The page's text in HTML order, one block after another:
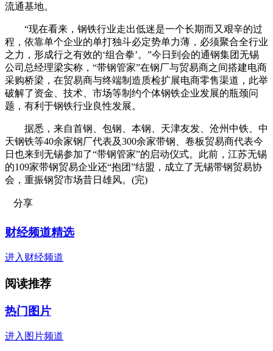
流通基地。
“现在看来，钢铁行业走出低迷是一个长期而又艰辛的过
程，依靠单个企业的单打独斗必定势单力薄，必须聚合全行业
之力，形成行之有效的‘组合拳’。”今日到会的通钢集团无锡
公司总经理梁实称，“带钢管家”在钢厂与贸易商之间搭建电商
采购桥梁，在贸易商与终端制造质检扩展电商零售渠道，此举
破解了资金、技术、市场等制约个体钢铁企业发展的瓶颈问
题，有利于钢铁行业良性发展。
据悉，来自首钢、包钢、本钢、天津友发、沧州中铁、中
天钢铁等40余家钢厂代表及300余家带钢、卷板贸易商代表今
日也来到无锡参加了“带钢管家”的启动仪式。此前，江苏无锡
的109家带钢贸易企业还“抱团”结盟，成立了无锡带钢贸易协
会，重振钢贸市场昔日雄风。(完)
分享
财经频道精选
进入财经频道
阅读推荐
热门图片
进入图片频道